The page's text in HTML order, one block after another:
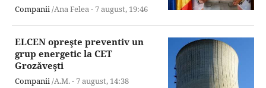
Companii/Ana Felea -7 august, 19:46
ELCEN opreşte preventiv un
grup energetic la CET
Grozăveşti
Companii/A.M. -7 august, 14:38